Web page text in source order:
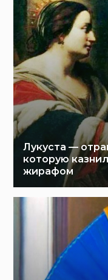
Лукуста —
которую
жирафом